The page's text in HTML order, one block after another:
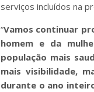
serviços incluídos na
“Vamos continuar
homem e da
população mais
mais visibilidade,
durante o ano